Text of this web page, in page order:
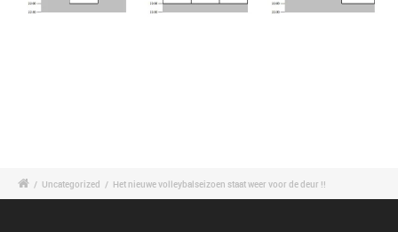
/ Uncategorized / Het nieuwe volleybalseizoen staat weer voor de deur !!